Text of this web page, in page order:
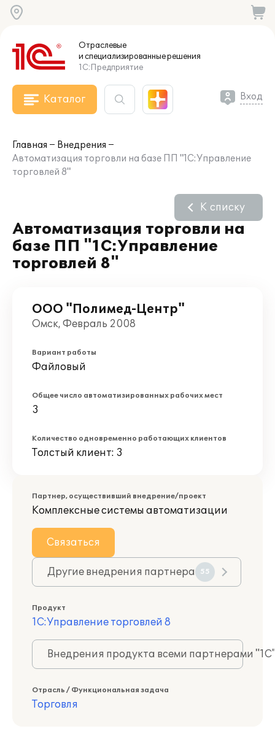
Отраслевые
и специализированныерешения
1С:Предприятие
Каталог Вход
Главная
Внедрения
Автоматизация торговли на базе ПП "1С:Управление
торговлей 8"
Автоматизация торговли на
базе ПП "1С:Управление
торговлей 8"
К списку
ООО "Полимед-Центр"
Омск, Февраль 2008
Вариант работы
Файловый
Общее число автоматизированных рабочих мест
3
Количество одновременно работающих клиентов
Толстый клиент: 3
Партнер, осуществивший внедрение/проект
Комплексные системы автоматизации
Связаться
Другие внедрения партнера 55
Продукт
1С:Управление торговлей 8
Внедрения продукта всеми партнерами
Отрасль / Функциональная задача
Торговля